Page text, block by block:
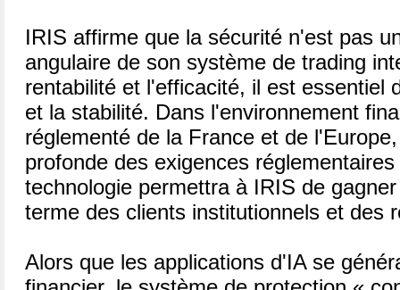
IRIS affirme que la sécurité n'est pas
angulaire de son système de trading
rentabilité et l'efficacité, il est essentiel
et la stabilité. Dans l'environnement
réglementé de la France et de
profonde des exigences
technologie permettra à IRIS de
terme des clients institutionnels et des
Alors que les applications d'IA se